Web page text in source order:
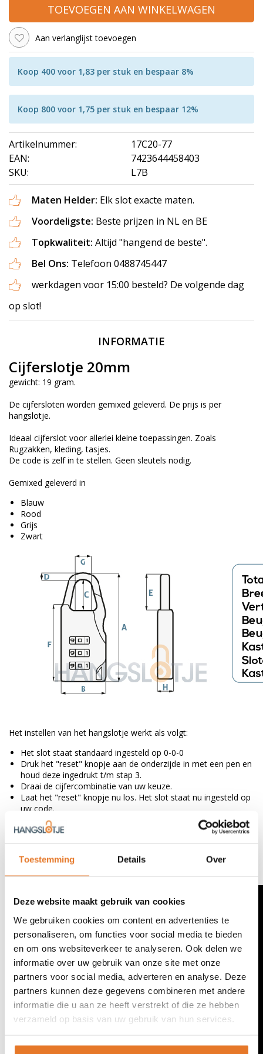
Toestemming Details Over
Deze website maakt gebruik van cookies
We gebruiken cookies om content en advertenties te
personaliseren, om functies voor social media te bieden
en om ons websiteverkeer te analyseren. Ook delen we
informatie over uw gebruik van onze site met onze
partners voor social media, adverteren en analyse. Deze
partners kunnen deze gegevens combineren met andere
informatie die u aan ze heeft verstrekt of die ze hebben
verzameld op basis van uw gebruik van hun services.
TOEVOEGEN AAN WINKELWAGEN
Aan verlanglijst toevoegen
Koop 400 voor 1,83 per stuk en bespaar 8%
Koop 800 voor 1,75 per stuk en bespaar 12%
Artikelnummer:
17C20-77
EAN:
7423644458403
SKU:
L7B
Maten Helder: Elk slot exacte maten.
Voordeligste: Beste prijzen in NL en BE
Topkwaliteit: Altijd "hangend de beste".
Bel Ons: Telefoon 0488745447
werkdagen voor 15:00 besteld? De volgende dag
op slot!
INFORMATIE
Cijferslotje 20mm
gewicht: 19 gram.
De cijfersloten worden gemixed geleverd. De prijs is per
hangslotje.
Ideaal cijferslot voor allerlei kleine toepassingen. Zoals
Rugzakken, kleding, tasjes.
De code is zelf in te stellen. Geen sleutels nodig.
Gemixed geleverd in
Blauw
Rood
Grijs
Zwart
Het instellen van het hangslotje werkt als volgt:
Het slot staat standaard ingesteld op 0-0-0
Druk het "reset" knopje aan de onderzijde in met een pen en
houd deze ingedrukt t/m stap 3.
Draai de cijfercombinatie van uw keuze.
Laat het "reset" knopje nu los. Het slot staat nu ingesteld op
uw code.
Onthoud uw code goed!!
Als u weer wilt veranderen, herhaal stappen 2,3 en 4.